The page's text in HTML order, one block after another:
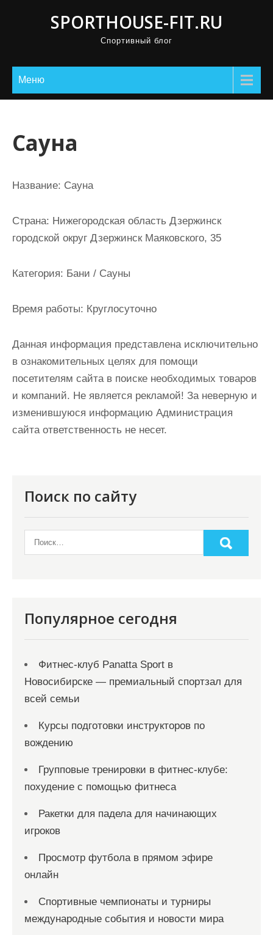
SPORTHOUSE-FIT.RU
Спортивный блог
Меню
Сауна
Название: Сауна
Страна: Нижегородская область Дзержинск
городской округ Дзержинск Маяковского, 35
Категория: Бани / Сауны
Время работы: Круглосуточно
Данная информация представлена исключительно
в ознакомительных целях для помощи
посетителям сайта в поиске необходимых товаров
и компаний. Не является рекламой! За неверную и
изменившуюся информацию Администрация
сайта ответственность не несет.
Поиск по сайту
Популярное сегодня
Фитнес-клуб Panatta Sport в
Новосибирске — премиальный спортзал для
всей семьи
Курсы подготовки инструкторов по
вождению
Групповые тренировки в фитнес-клубе:
похудение с помощью фитнеса
Ракетки для падела для начинающих
игроков
Просмотр футбола в прямом эфире
онлайн
Спортивные чемпионаты и турниры
международные события и новости мира